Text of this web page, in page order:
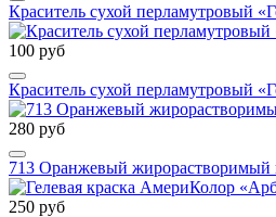
Краситель сухой перламутровый
100 руб
Краситель сухой перламутровый
280 руб
713 Оранжевый жирорастворимый
250 руб